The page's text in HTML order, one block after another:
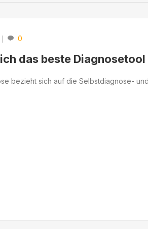
0
das beste Diagnosetool
bezieht sich auf die Selbstdiagnose-